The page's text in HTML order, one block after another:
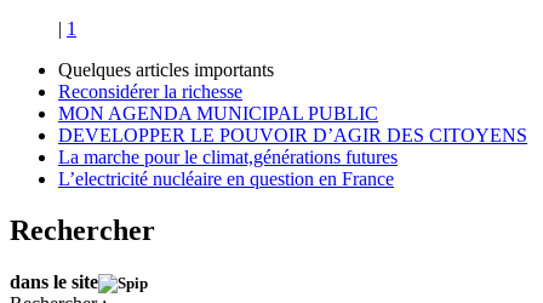
| 1
Quelques articles importants
Reconsidérer la richesse
MON AGENDA MUNICIPAL PUBLIC
DEVELOPPER LE POUVOIR D’AGIR DES CITOYENS
La marche pour le climat,générations futures
L’electricité nucléaire en question en France
Rechercher
dans le site